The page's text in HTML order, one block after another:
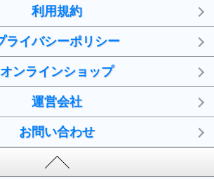
利用規約
ライバシーポリシー
オンラインショップ
運営会社
お問い合わせ